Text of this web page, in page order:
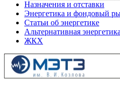
Назначения и отставки
Энергетика и фондовый
Статьи об энергетике
Альтернативная энергетика
ЖКХ